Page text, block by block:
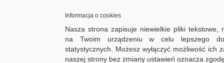
Informacja o cookies
Nasza strona zapisuje niewielkie pliki tekstowe,
na Twoim urządzeniu w celu lepszego
statystycznych. Możesz wyłączyć możliwość ich
naszej strony bez zmiany ustawień oznacza